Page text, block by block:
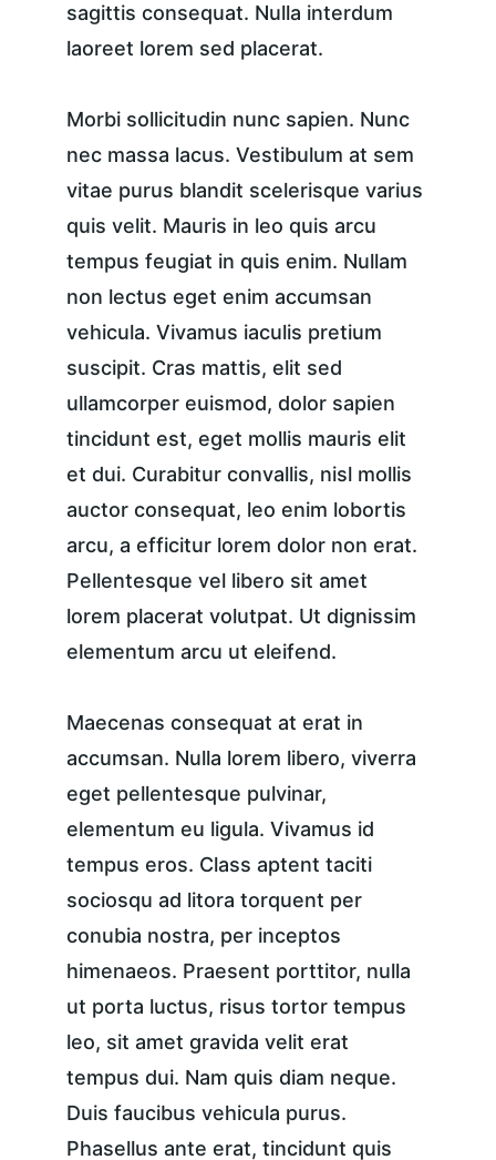
sagittis consequat. Nulla interdum
laoreet lorem sed placerat.
Morbi sollicitudin nunc sapien. Nunc
nec massa lacus. Vestibulum at sem
vitae purus blandit scelerisque varius
quis velit. Mauris in leo quis arcu
tempus feugiat in quis enim. Nullam
non lectus eget enim accumsan
vehicula. Vivamus iaculis pretium
suscipit. Cras mattis, elit sed
ullamcorper euismod, dolor sapien
tincidunt est, eget mollis mauris elit
et dui. Curabitur convallis, nisl mollis
auctor consequat, leo enim lobortis
arcu, a efficitur lorem dolor non erat.
Pellentesque vel libero sit amet
lorem placerat volutpat. Ut dignissim
elementum arcu ut eleifend.
Maecenas consequat at erat in
accumsan. Nulla lorem libero, viverra
eget pellentesque pulvinar,
elementum eu ligula. Vivamus id
tempus eros. Class aptent taciti
sociosqu ad litora torquent per
conubia nostra, per inceptos
himenaeos. Praesent porttitor, nulla
ut porta luctus, risus tortor tempus
leo, sit amet gravida velit erat
tempus dui. Nam quis diam neque.
Duis faucibus vehicula purus.
Phasellus ante erat, tincidunt quis